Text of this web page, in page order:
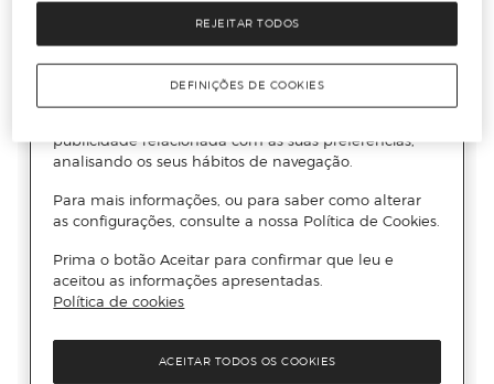
REJEITAR TODOS
DEFINIÇÕES DE COOKIES